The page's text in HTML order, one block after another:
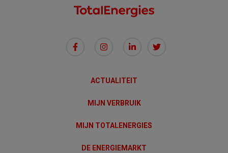
Social
Links
ACTUALITEIT
MIJN VERBRUIK
MIJN TOTALENERGIES
DE ENERGIEMARKT